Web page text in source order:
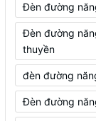
Đèn đường
Đèn đường
thuyền
đèn đường
Đèn đường